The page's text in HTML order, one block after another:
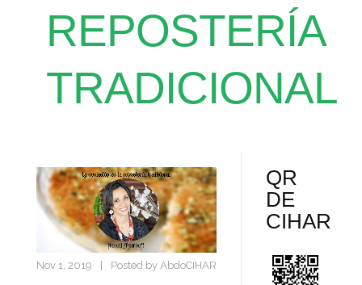
REPOSTERÍA
TRADICIONAL
Nov 1, 2019 Posted by AbdoCIHAR
QR
DE
CIHAR